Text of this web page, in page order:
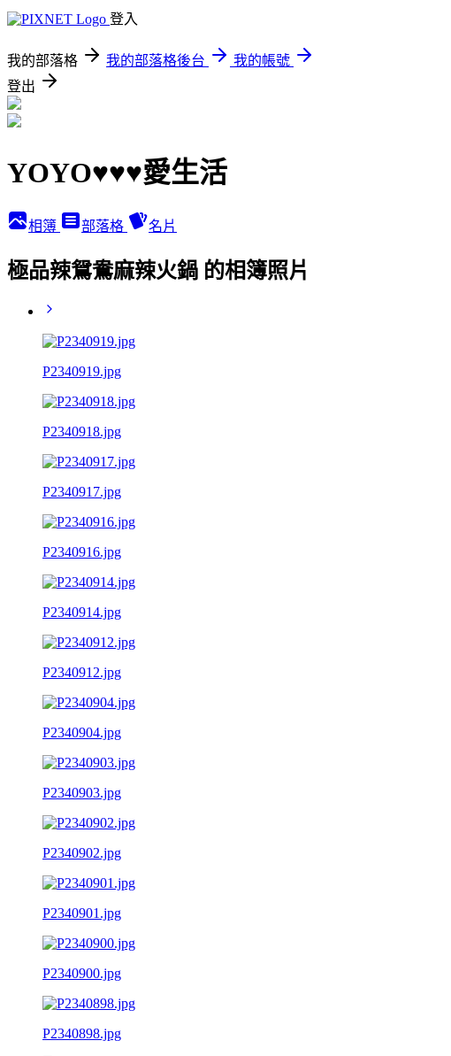
登入
我的部落格 我的部落格後台
我的帳號
登出
YOYO♥♥♥愛生活
相簿 部落格 名片
極品辣鴛鴦麻辣火鍋 的相簿照片
P2340919.jpg
P2340918.jpg
P2340917.jpg
P2340916.jpg
P2340914.jpg
P2340912.jpg
P2340904.jpg
P2340903.jpg
P2340902.jpg
P2340901.jpg
P2340900.jpg
P2340898.jpg